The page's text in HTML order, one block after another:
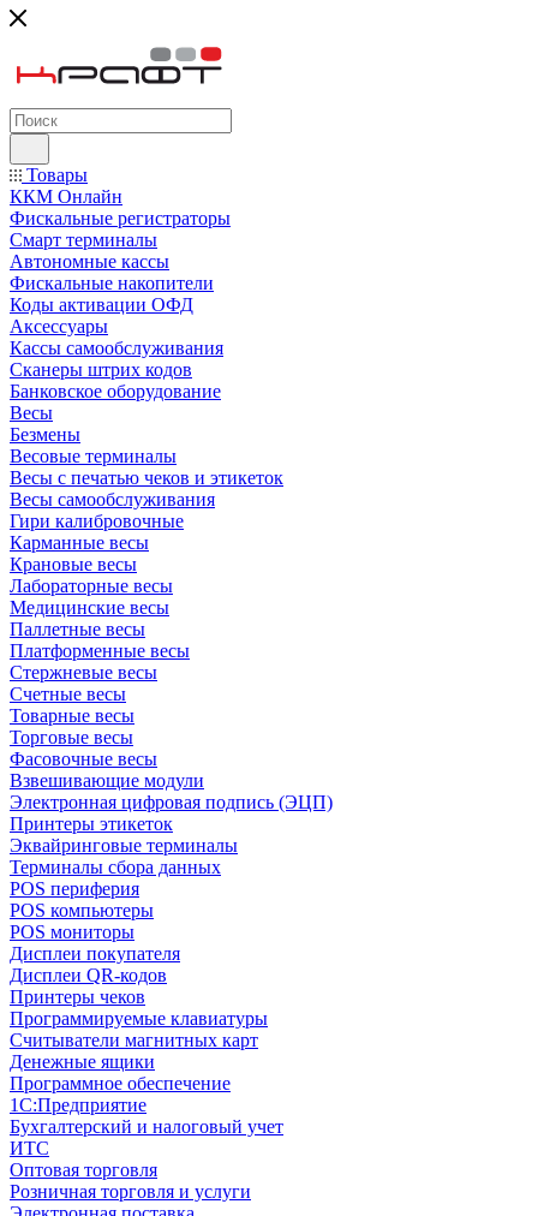
Товары
ККМ Онлайн
Фискальные регистраторы
Смарт терминалы
Автономные кассы
Фискальные накопители
Коды активации ОФД
Аксессуары
Кассы самообслуживания
Сканеры штрих кодов
Банковское оборудование
Весы
Безмены
Весовые терминалы
Весы с печатью чеков и этикеток
Весы самообслуживания
Гири калибровочные
Карманные весы
Крановые весы
Лабораторные весы
Медицинские весы
Паллетные весы
Платформенные весы
Стержневые весы
Счетные весы
Товарные весы
Торговые весы
Фасовочные весы
Взвешивающие модули
Электронная цифровая подпись (ЭЦП)
Принтеры этикеток
Эквайринговые терминалы
Терминалы сбора данных
POS периферия
POS компьютеры
POS мониторы
Дисплеи покупателя
Дисплеи QR-кодов
Принтеры чеков
Программируемые клавиатуры
Считыватели магнитных карт
Денежные ящики
Программное обеспечение
1С:Предприятие
Бухгалтерский и налоговый учет
ИТС
Оптовая торговля
Розничная торговля и услуги